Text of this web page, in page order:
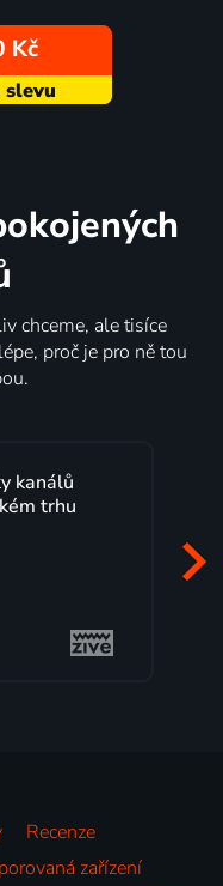
Kč
chceme, ale tisíce
proč je pro ně tou
let s
Velký výběr
k TV na
Recenze
zařízení